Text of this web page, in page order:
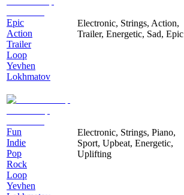
Epic
Action
Trailer
Loop
Yevhen
Lokhmatov
Electronic, Strings, Action,
Trailer, Energetic, Sad, Epic
Fun
Indie
Pop
Rock
Loop
Yevhen
Electronic, Strings, Piano,
Sport, Upbeat, Energetic,
Uplifting